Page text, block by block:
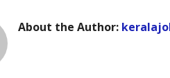
About the Author: